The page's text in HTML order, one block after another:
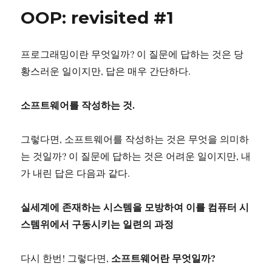
OOP: revisited #1
프로그래밍이란 무엇일까? 이 질문에 답하는 것은 당
황스러운 일이지만, 답은 매우 간단하다.
소프트웨어를 작성하는 것.
그렇다면, 소프트웨어를 작성하는 것은 무엇을 의미하
는 것일까? 이 질문에 답하는 것은 어려운 일이지만, 내
가 내린 답은 다음과 같다.
실세계에 존재하는 시스템을 모방하여 이를 컴퓨터 시
스템위에서 구동시키는 일련의 과정
다시 한번! 그렇다면, 소프트웨어란 무엇일까?